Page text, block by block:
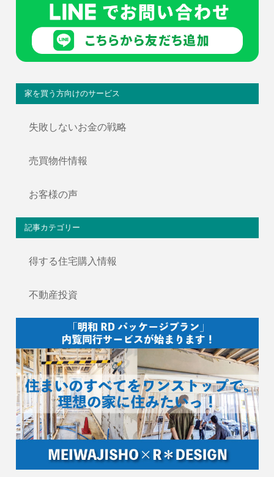
家を買う方向けのサービス
失敗しないお金の戦略
売買物件情報
お客様の声
記事カテゴリー
得する住宅購入情報
不動産投資